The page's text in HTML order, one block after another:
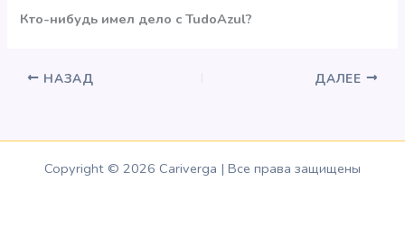
Кто-нибудь имел дело с TudoAzul?
НАЗАД ДАЛЕЕ
Copyright © 2026 Cariverga | Все права защищены